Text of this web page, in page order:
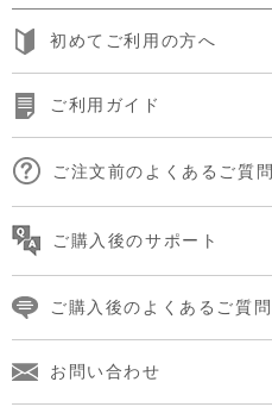
初めてご利用の方へ
ご利用ガイド
ご注文前のよくあるご質問
ご購入後のサポート
ご購入後のよくあるご質問
お問い合わせ